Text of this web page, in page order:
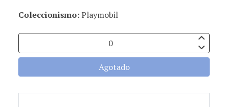
Coleccionismo:Playmobil
Agotado